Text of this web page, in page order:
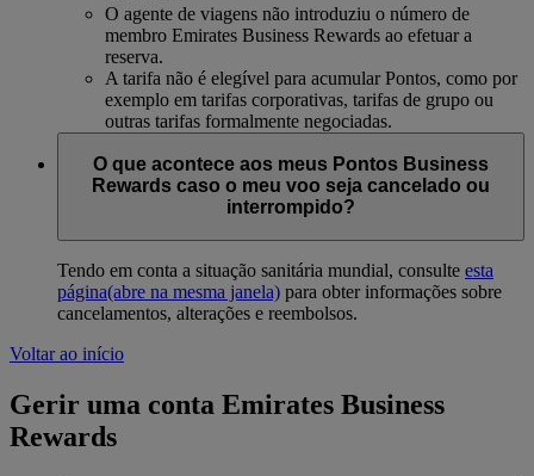
O agente de viagens não introduziu o número de
membro Emirates Business Rewards ao efetuar a
reserva.
A tarifa não é elegível para acumular Pontos, como por
exemplo em tarifas corporativas, tarifas de grupo ou
outras tarifas formalmente negociadas.
O que acontece aos meus Pontos Business
Rewards caso o meu voo seja cancelado ou
interrompido?
Tendo em conta a situação sanitária mundial, consulte esta
página(abre na mesma janela) para obter informações sobre
cancelamentos, alterações e reembolsos.
Voltar ao início
Gerir uma conta Emirates Business
Rewards